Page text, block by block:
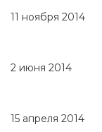
11 ноября 2014
2 июня 2014
15 апреля 2014